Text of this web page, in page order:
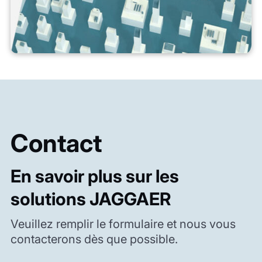
Contact
En savoir plus sur les
solutions JAGGAER
Veuillez remplir le formulaire et nous vous
contacterons dès que possible.